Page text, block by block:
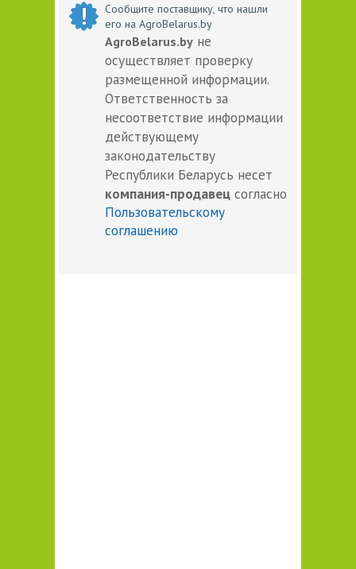
Сообщите поставщику, что нашли
его на AgroBelarus.by
AgroBelarus.by не
осуществляет проверку
размещенной информации.
Ответственность за
несоответствие информации
действующему
законодательству
Республики Беларусь несет
компания-продавец согласно
Пользовательскому
соглашению